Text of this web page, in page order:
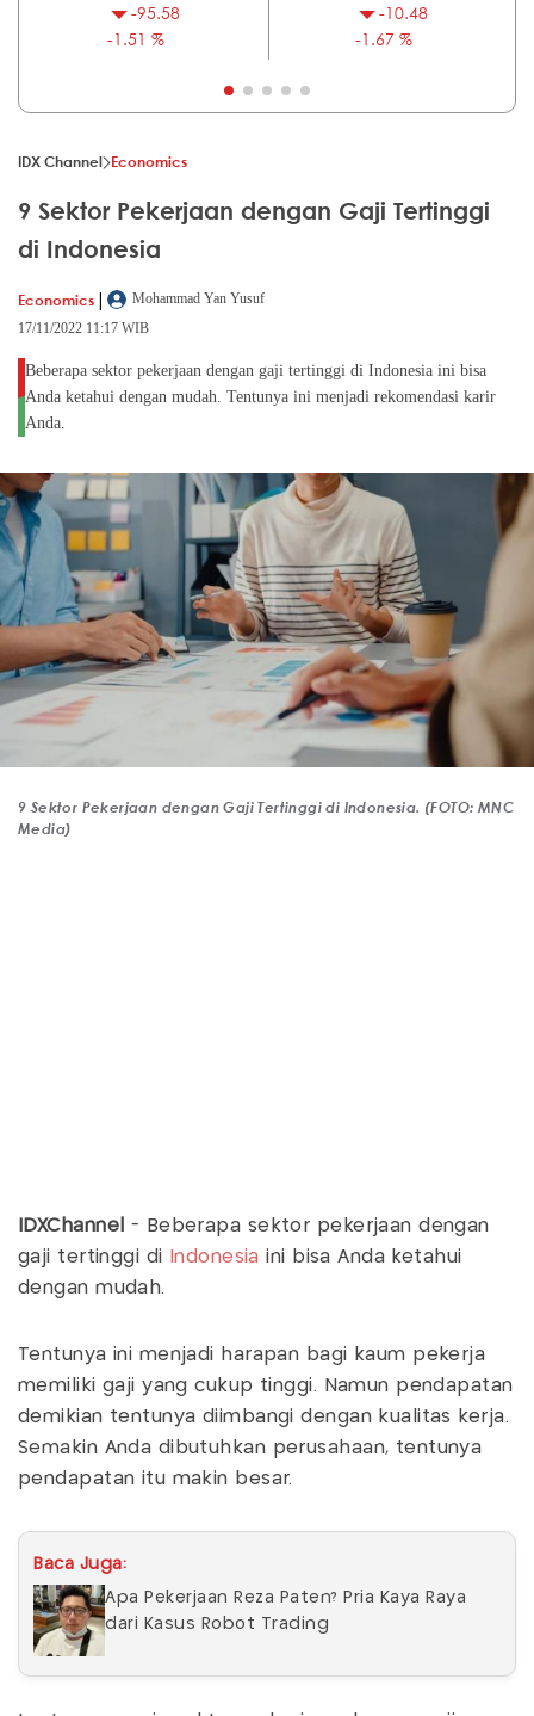
-95.58
-1.51 %
-10.48
-1.67 %
IDX Channel Economics
9 Sektor Pekerjaan dengan Gaji Tertinggi
di Indonesia
Economics |
Mohammad Yan Yusuf
17/11/2022 11:17 WIB
Beberapa sektor pekerjaan dengan gaji tertinggi di Indonesia ini bisa
Anda ketahui dengan mudah. Tentunya ini menjadi rekomendasi karir
Anda.
9 Sektor Pekerjaan dengan Gaji Tertinggi di Indonesia. (FOTO: MNC
Media)
IDXChannel - Beberapa sektor pekerjaan dengan
gaji tertinggi di
Indonesia ini bisa Anda ketahui
dengan mudah.
Tentunya ini menjadi harapan bagi kaum pekerja
memiliki gaji yang cukup tinggi. Namun pendapatan
demikian tentunya diimbangi dengan kualitas kerja.
Semakin Anda dibutuhkan perusahaan, tentunya
pendapatan itu makin besar.
Baca Juga:
Apa Pekerjaan Reza Paten? Pria Kaya Raya
dari Kasus Robot Trading